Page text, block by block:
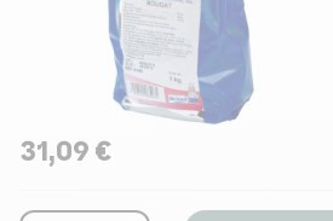
31,09 €